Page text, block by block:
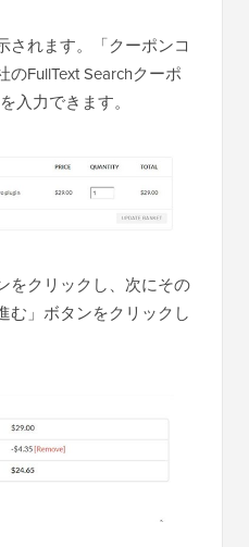
されます。「クーポンコ
FullText Searchクーポ
入力できます。
をクリックし、次にその
む」ボタンをクリックし